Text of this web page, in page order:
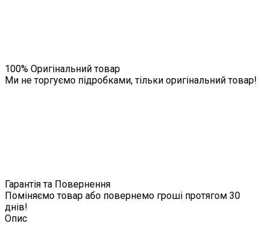
100% Оригінальний товар
Ми не торгуємо підробками, тільки оригінальний товар!
Гарантія та Повернення
Поміняємо товар або повернемо гроші протягом 30
днів!
Опис